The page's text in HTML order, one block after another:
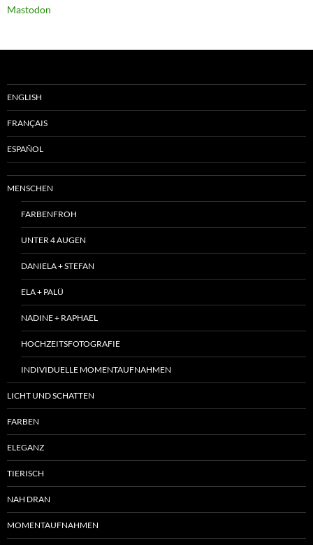
Mastodon
ENGLISH
FRANÇAIS
ESPAÑOL
MENSCHEN
FARBENFROH
UNTER 4 AUGEN
DANIELA + STEFAN
ELA + PALÜ
NADINE + RAPHAEL
HOCHZEITSFOTOGRAFIE
INDIVIDUELLE MOMENTAUFNAHMEN
LICHT UND SCHATTEN
FARBEN
ELEGANZ
TIERISCH
NAH DRAN
MOMENTAUFNAHMEN